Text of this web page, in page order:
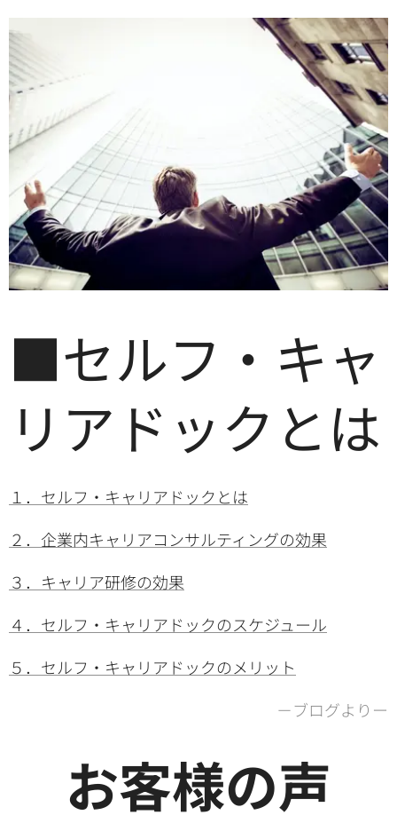
■セルフ・キャ
リアドックとは
１．セルフ・キャリアドックとは
２．企業内キャリアコンサルティングの効果
３．キャリア研修の効果
４．セルフ・キャリアドックのスケジュール
５．セルフ・キャリアドックのメリット
－ブログよりー
お客様の声